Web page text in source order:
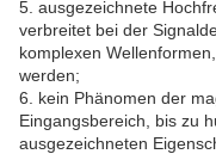
5. ausgezeichnete
verbreitet bei der
komplexen
werden;
6. kein Phänomen der
Eingangsbereich, bis zu
ausgezeichneten